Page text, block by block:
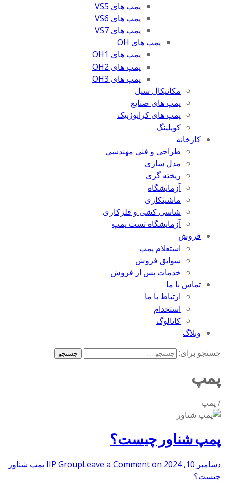
پمپ های VS5
پمپ های VS6
پمپ های VS7
پمپ های OH
پمپ های OH1
پمپ های OH2
پمپ های OH3
مکانیکال سیل
پمپ های صنایع
پمپ های کرایوژنیک
کوپلینگ
کارخانه
طراحی و فنی مهندسی
مدل سازی
ریخته گری
آزمایشگاه
ماشینکاری
شاسی کشی و فلزکاری
آزمایشگاه تست پمپ
فروش
استعلام پمپ
سوابق فروش
خدمات پس از فروش
تماس با ما
ارتباط با ما
استخدام
کاتالوگ
وبلاگ
جستجو برای:
پمپ‌
/ پمپ‌
پمپ شناور چیست؟
دسامبر 10, 2024 IIP GroupLeave a Comment
on پمپ شناور
چیست؟